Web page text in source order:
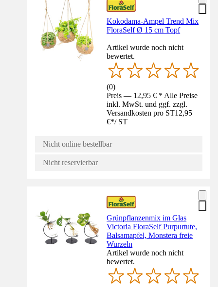
Kokodama-Ampel Trend Mix
FloraSelf Ø 15 cm Topf
Artikel wurde noch nicht
bewertet.
(0)
Preis — 12,95 € * Alle Preise
inkl. MwSt. und ggf. zzgl.
Versandkosten pro ST12,95
€*/ ST
Nicht online bestellbar
Nicht reservierbar
Grünpflanzenmix im Glas
Victoria FloraSelf Purpurtute,
Balsamapfel, Monstera freie
Wurzeln
Artikel wurde noch nicht
bewertet.